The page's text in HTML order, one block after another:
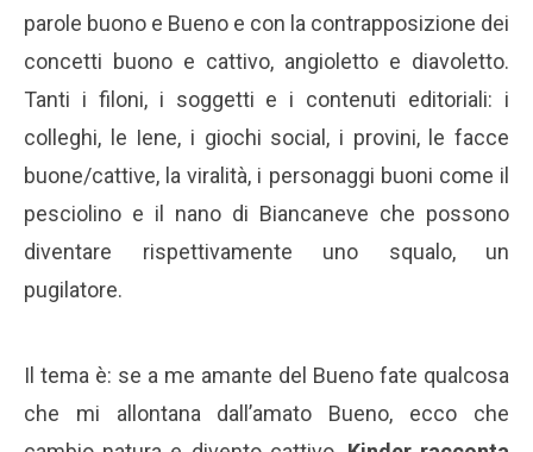
parole buono e Bueno e con la contrapposizione dei
concetti buono e cattivo, angioletto e diavoletto.
Tanti i filoni, i soggetti e i contenuti editoriali: i
colleghi, le Iene, i giochi social, i provini, le facce
buone/cattive, la viralità, i personaggi buoni come il
pesciolino e il nano di Biancaneve che possono
diventare rispettivamente uno squalo, un
pugilatore.
Il tema è: se a me amante del Bueno fate qualcosa
che mi allontana dall’amato Bueno, ecco che